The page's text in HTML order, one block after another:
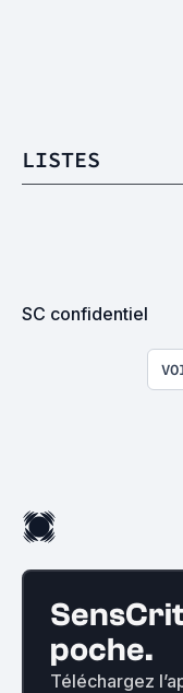
LISTES
SC confidentiel
poche.
Téléchargez